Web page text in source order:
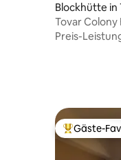
Blockhütte in
Tovar Colony
Preis-
Beliebter
Gäste-